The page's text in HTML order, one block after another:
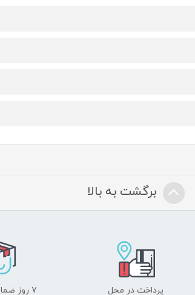
برگشت به بالا
پرداخت در محل ۷ روز ضمانت بازگشت